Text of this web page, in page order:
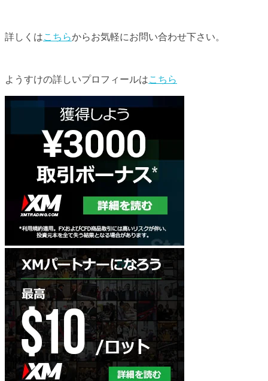
詳しくはこちらからお気軽にお問い合わせ下さい。
ようすけの詳しいプロフィールはこちら